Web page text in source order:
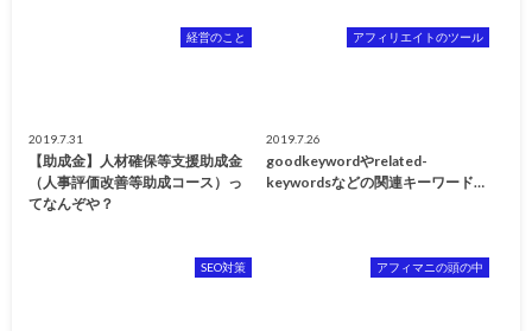
経営のこと
2019.7.31
【助成金】人材確保等支援助成金
（人事評価改善等助成コース）っ
てなんぞや？
アフィリエイトのツール
2019.7.26
goodkeywordやrelated-
keywordsなどの関連キーワード…
SEO対策 アフィマニの頭の中